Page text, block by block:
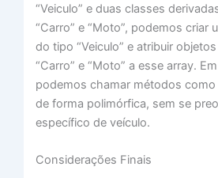
“Veiculo” e duas classes
“Carro” e “Moto”, podemos criar
do tipo “Veiculo” e atribuir
“Carro” e “Moto” a esse array.
podemos chamar métodos como
de forma polimórfica, sem se
específico de veículo.
Considerações Finais